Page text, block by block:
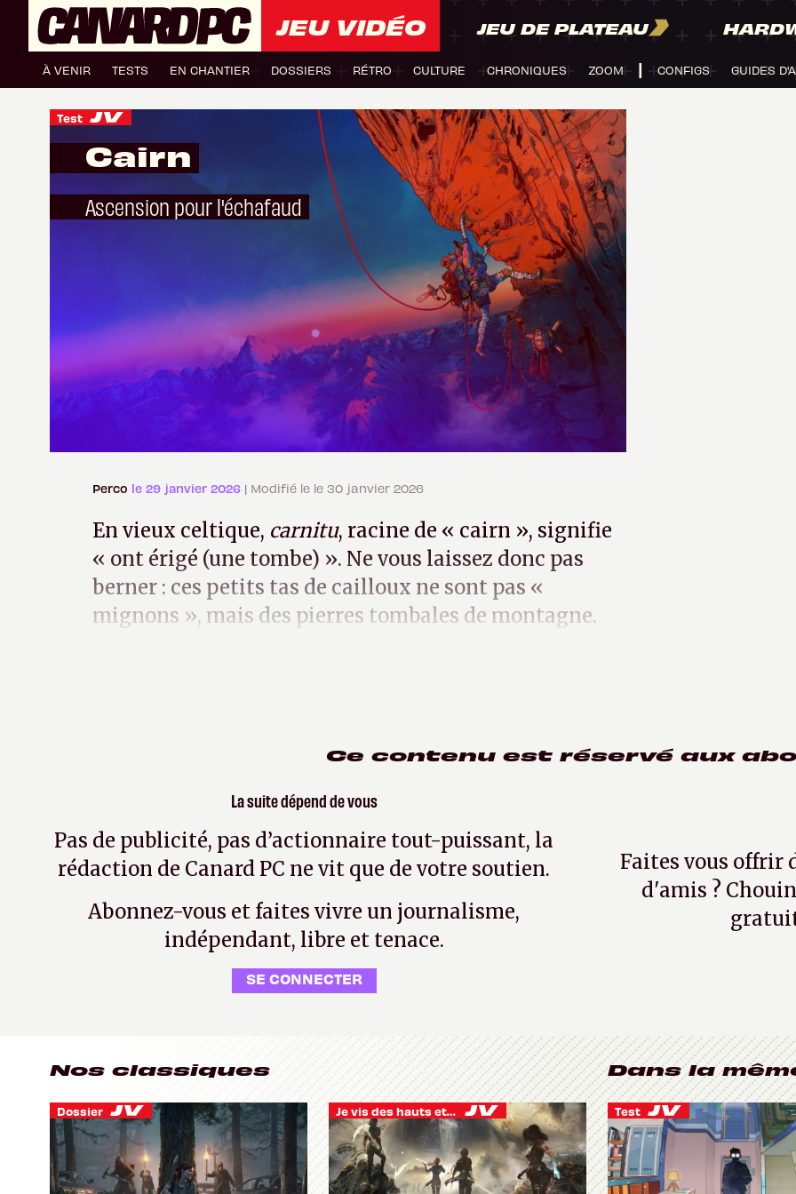
JEU VIDÉO JEU DE PLATEAU
À VENIR TESTS EN CHANTIER DOSSIERS RÉTRO CULTURE CHRONIQUES ZOOM CONFIGS GUIDES
Test
Cairn
Ascension pour l'échafaud
Perco le 29 janvier 2026 | Modifié le le 30 janvier 2026
En vieux celtique, carnitu, racine de « cairn », signifie
« ont érigé (une tombe) ». Ne vous laissez donc pas
berner : ces petits tas de cailloux ne sont pas «
mignons », mais des pierres tombales de montagne.
Ce contenu est réservé aux
La suite dépend de vous
Pas de publicité, pas d’actionnaire tout-puissant, la
rédaction de Canard PC ne vit que de votre soutien.
Abonnez-vous et faites vivre un journalisme,
indépendant, libre et tenace.
SE CONNECTER
Faites vous offrir
d'amis ?
Nos classiques
Dossier Je vis des hauts et des bas
Dans la
Test